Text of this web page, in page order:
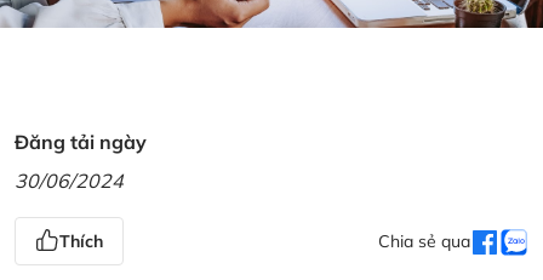
Đăng tải ngày
30/06/2024
Thích Chia sẻ qua